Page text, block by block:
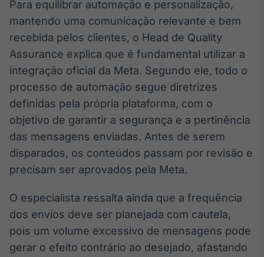
Para equilibrar automação e personalização,
mantendo uma comunicação relevante e bem
recebida pelos clientes, o Head de Quality
Assurance explica que é fundamental utilizar a
integração oficial da Meta. Segundo ele, todo o
processo de automação segue diretrizes
definidas pela própria plataforma, com o
objetivo de garantir a segurança e a pertinência
das mensagens enviadas. Antes de serem
disparados, os conteúdos passam por revisão e
precisam ser aprovados pela Meta.
O especialista ressalta ainda que a frequência
dos envios deve ser planejada com cautela,
pois um volume excessivo de mensagens pode
gerar o efeito contrário ao desejado, afastando